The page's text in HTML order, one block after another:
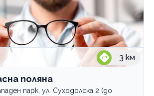
3 км
поляна
парк, ул. Суходолска 2 (до